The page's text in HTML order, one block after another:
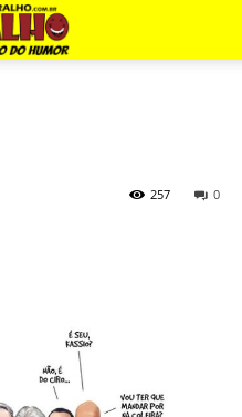
0
257